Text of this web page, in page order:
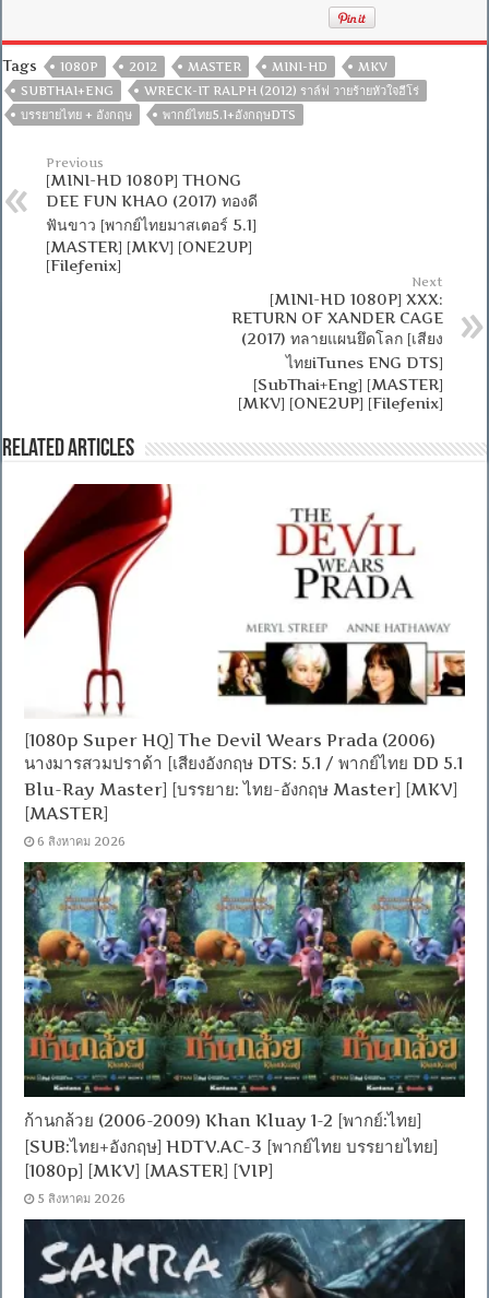
Tags 1080P 2012 MASTER MINI-HD
MKV
SUBTHAI+ENG
WRECK-IT RALPH (2012) ราล์ฟ วายร้ายหัวใจฮีโร่
บรรยายไทย + อังกฤษ
พากย์ไทย5.1+อังกฤษDTS
Previous
[MINI-HD 1080P] THONG
DEE FUN KHAO (2017) ทองดี
ฟันขาว [พากย์ไทยมาสเตอร์ 5.1]
[MASTER] [MKV] [ONE2UP]
[Filefenix]
Next
[MINI-HD 1080P] XXX:
RETURN OF XANDER CAGE
(2017) ทลายแผนยึดโลก [เสียง
ไทยiTunes ENG DTS]
[SubThai+Eng] [MASTER]
[MKV] [ONE2UP] [Filefenix]
Related Articles
[1080p Super HQ] The Devil Wears Prada (2006)
นางมารสวมปราด้า [เสียงอังกฤษ DTS: 5.1 / พากย์ไทย DD 5.1
Blu-Ray Master] [บรรยาย: ไทย-อังกฤษ Master] [MKV]
[MASTER]
6 สิงหาคม 2026
ก้านกล้วย (2006-2009) Khan Kluay 1-2 [พากย์:ไทย]
[SUB:ไทย+อังกฤษ] HDTV.AC-3 [พากย์ไทย บรรยายไทย]
[1080p] [MKV] [MASTER] [VIP]
5 สิงหาคม 2026